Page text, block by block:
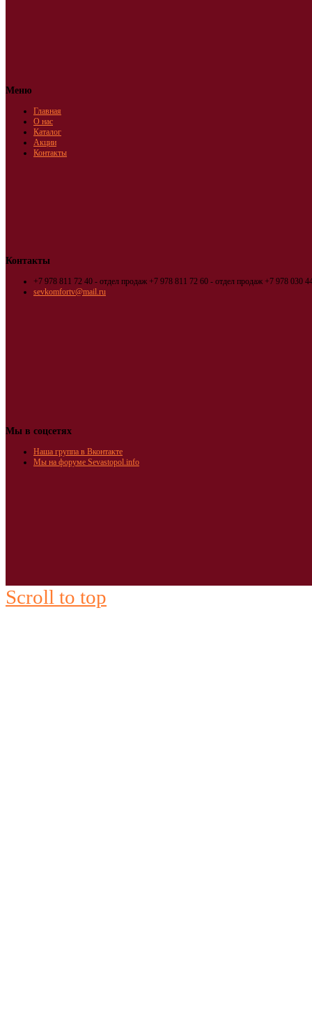
Меню
Главная
О нас
Каталог
Акции
Контакты
Контакты
+7 978 811 72 40 - отдел продаж +7 978 811 72 60 - отдел продаж +7 978 030
sevkomfortv@mail.ru
Мы в соцсетях
Наша группа в Вконтакте
Мы на форуме Sevastopol.info
Scroll to top